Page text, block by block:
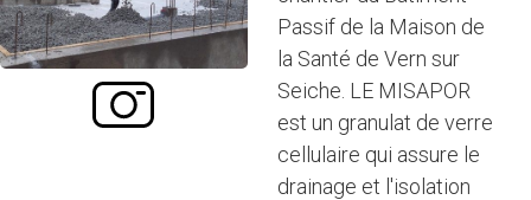
Passif de la Maison de
la Santé de Vern sur
Seiche. LE MISAPOR
est un granulat de verre
cellulaire qui assure le
drainage et l'isolation